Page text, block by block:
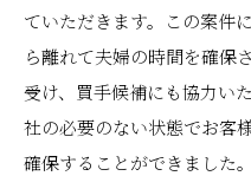
ていただきます。この案件
ら離れて夫婦の時間を確保
受け、買手候補にも協力い
社の必要のない状態でお客
確保することができました。